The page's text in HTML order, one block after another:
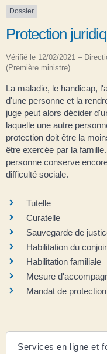
Dossier
Protection
Vérifié le 12/02/2021 –
(Première ministre)
La maladie, le handicap,
d'une personne et la
juge peut alors décider
laquelle une autre
protection doit être la
être exercée par la
personne conserve
difficulté sociale.
Tutelle
Curatelle
Sauvegarde de
Habilitation du
Habilitation familiale
Mesure
Mandat de
Services en ligne et